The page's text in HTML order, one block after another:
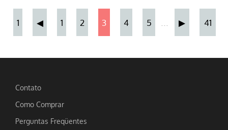
1 ◀ 1 2 3 4 5 ... ▶ 41
Contato
Como Comprar
Perguntas Freqüentes